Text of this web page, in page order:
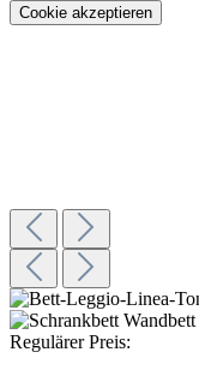
Cookie akzeptieren
Regulärer Preis: